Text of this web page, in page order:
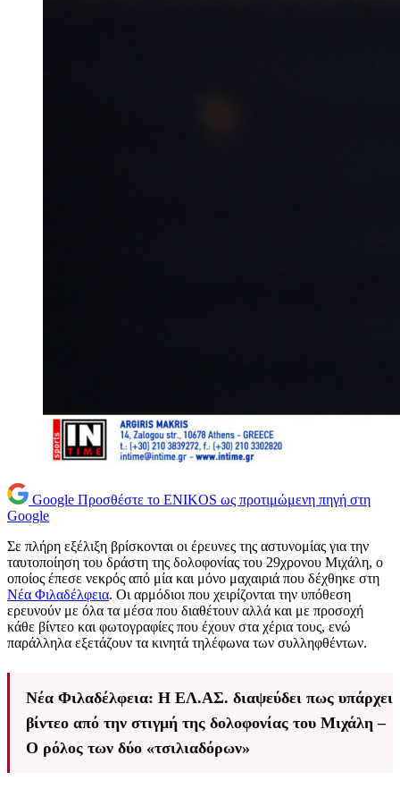
Google Προσθέστε το ENIKOS ως προτιμώμενη πηγή στη
Google
Σε πλήρη εξέλιξη βρίσκονται οι έρευνες της αστυνομίας για την
ταυτοποίηση του δράστη της δολοφονίας του 29χρονου Μιχάλη, ο
οποίος έπεσε νεκρός από μία και μόνο μαχαιριά που δέχθηκε στη
Νέα Φιλαδέλφεια. Οι αρμόδιοι που χειρίζονται την υπόθεση
ερευνούν με όλα τα μέσα που διαθέτουν αλλά και με προσοχή
κάθε βίντεο και φωτογραφίες που έχουν στα χέρια τους, ενώ
παράλληλα εξετάζουν τα κινητά τηλέφωνα των συλληφθέντων.
Νέα Φιλαδέλφεια: Η ΕΛ.ΑΣ. διαψεύδει πως υπάρχει
βίντεο από την στιγμή της δολοφονίας του Μιχάλη –
Ο ρόλος των δύο «τσιλιαδόρων»